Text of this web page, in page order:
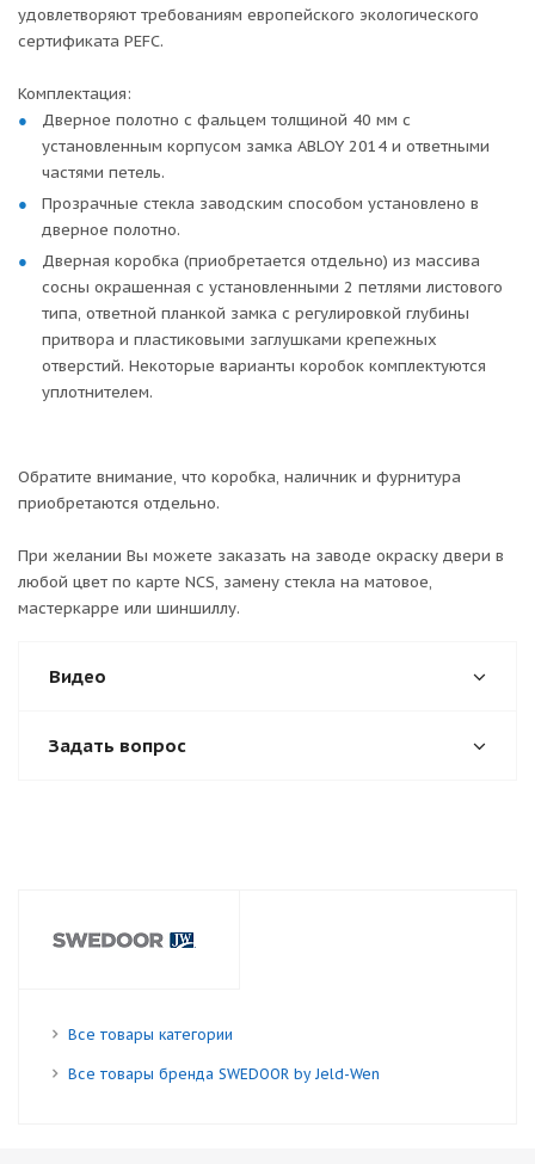
удовлетворяют требованиям европейского экологического
сертификата PEFC.
Комплектация:
Дверное полотно с фальцем толщиной 40 мм с
установленным корпусом замка ABLOY 2014 и ответными
частями петель.
Прозрачные стекла заводским способом установлено в
дверное полотно.
Дверная коробка (приобретается отдельно) из массива
сосны окрашенная с установленными 2 петлями листового
типа, ответной планкой замка с регулировкой глубины
притвора и пластиковыми заглушками крепежных
отверстий. Некоторые варианты коробок комплектуются
уплотнителем.
Обратите внимание, что коробка, наличник и фурнитура
приобретаются отдельно.
При желании Вы можете заказать на заводе окраску двери в
любой цвет по карте NCS, замену стекла на матовое,
мастеркарре или шиншиллу.
Видео
Задать вопрос
Все товары категории
Все товары бренда SWEDOOR by Jeld-Wen